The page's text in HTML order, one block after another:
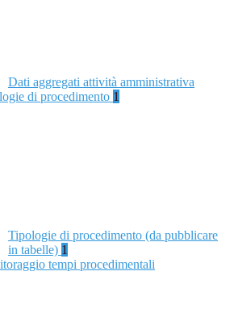
Dati aggregati attività amministrativa
di procedimento 1
Tipologie di procedimento (da pubblicare
in tabelle) 1
tempi procedimentali